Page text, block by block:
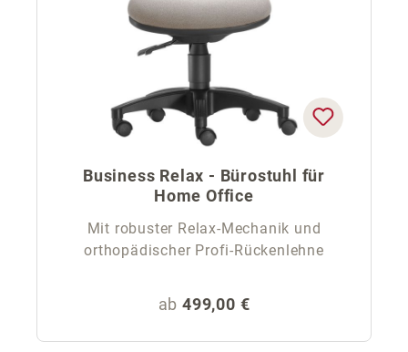
Business Relax - Bürostuhl für
Home Office
Mit robuster Relax-Mechanik und
orthopädischer Profi-Rückenlehne
Regulärer Preis:
ab 499,00 €